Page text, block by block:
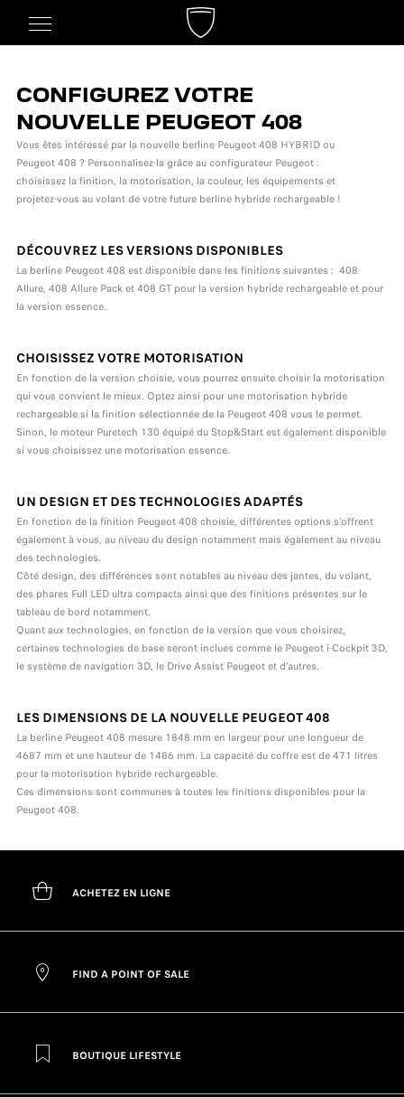
CONFIGUREZ VOTRE
NOUVELLE PEUGEOT 408
Vous êtes intéressé par la nouvelle berline Peugeot 408 HYBRID ou
Peugeot 408 ? Personnalisez-la grâce au configurateur Peugeot :
choisissez la finition, la motorisation, la couleur, les équipements et
projetez-vous au volant de votre future berline hybride rechargeable !
DÉCOUVREZ LES VERSIONS DISPONIBLES
La berline Peugeot 408 est disponible dans les finitions suivantes : 408
Allure, 408 Allure Pack et 408 GT pour la version hybride rechargeable et pour
la version essence.
CHOISISSEZ VOTRE MOTORISATION
En fonction de la version choisie, vous pourrez ensuite choisir la motorisation
qui vous convient le mieux. Optez ainsi pour une motorisation hybride
rechargeable si la finition sélectionnée de la Peugeot 408 vous le permet.
Sinon, le moteur Puretech 130 équipé du Stop&Start est également disponible
si vous choisissez une motorisation essence.
UN DESIGN ET DES TECHNOLOGIES ADAPTÉS
En fonction de la finition Peugeot 408 choisie, différentes options s’offrent
également à vous, au niveau du design notamment mais également au niveau
des technologies.
Côté design, des différences sont notables au niveau des jantes, du volant,
des phares Full LED ultra compacts ainsi que des finitions présentes sur le
tableau de bord notamment.
Quant aux technologies, en fonction de la version que vous choisirez,
certaines technologies de base seront inclues comme le Peugeot i-Cockpit 3D,
le système de navigation 3D, le Drive Assist Peugeot et d’autres.
LES DIMENSIONS DE LA NOUVELLE PEUGEOT 408
La berline Peugeot 408 mesure 1848 mm en largeur pour une longueur de
4687 mm et une hauteur de 1486 mm. La capacité du coffre est de 471 litres
pour la motorisation hybride rechargeable.
Ces dimensions sont communes à toutes les finitions disponibles pour la
Peugeot 408.
ACHETEZ EN LIGNE
FIND A POINT OF SALE
BOUTIQUE LIFESTYLE